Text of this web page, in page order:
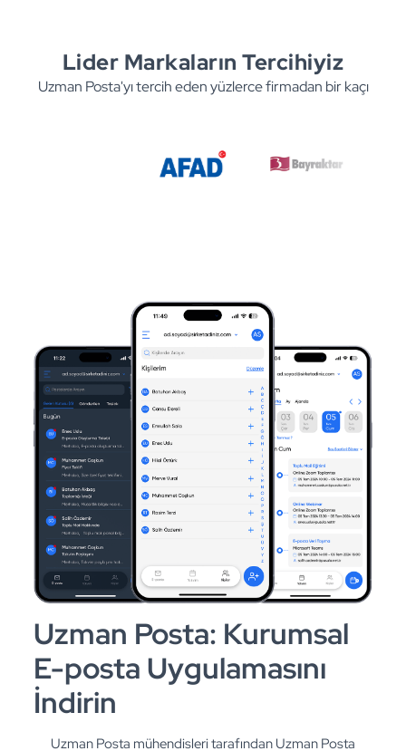
Lider Markaların Tercihiyiz
Uzman Posta'yı tercih eden yüzlerce firmadan bir kaçı
Uzman Posta: Kurumsal
E-posta Uygulamasını
İndirin
Uzman Posta mühendisleri tarafından Uzman Posta